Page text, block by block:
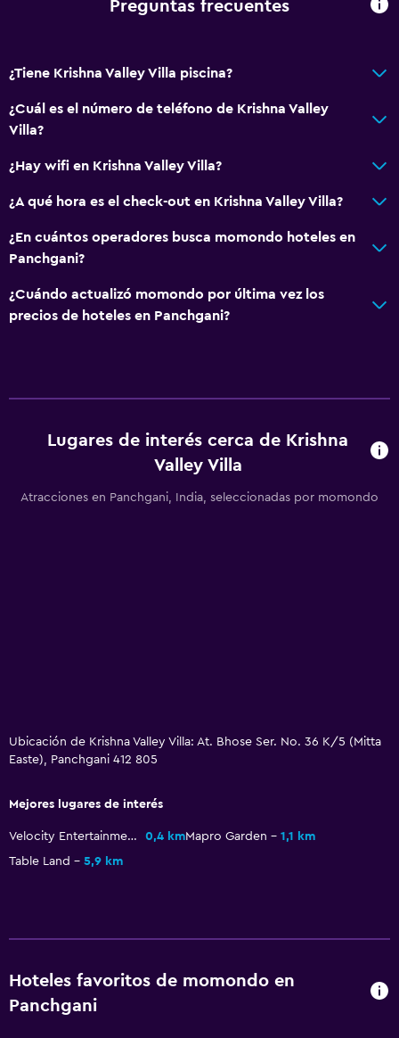
Preguntas frecuentes
¿Tiene Krishna Valley Villa piscina?
¿Cuál es el número de teléfono de Krishna Valley
Villa?
¿Hay wifi en Krishna Valley Villa?
¿A qué hora es el check-out en Krishna Valley Villa?
¿En cuántos operadores busca momondo hoteles en
Panchgani?
¿Cuándo actualizó momondo por última vez los
precios de hoteles en Panchgani?
Lugares de interés cerca de Krishna
Valley Villa
Atracciones en Panchgani, India, seleccionadas por momondo
Ubicación de Krishna Valley Villa: At. Bhose Ser. No. 36 K/5 (Mitta
Easte), Panchgani 412 805
Mejores lugares de interés
Velocity Entertainmentz 0,4 kmMapro Garden
1,1 km
Table Land
5,9 km
Hoteles favoritos de momondo en
Panchgani